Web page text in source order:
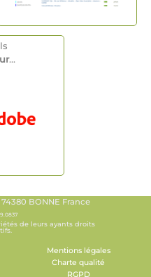
...
BONNE France
de leurs ayants droits
Mentions légales
Charte qualité
RGPD